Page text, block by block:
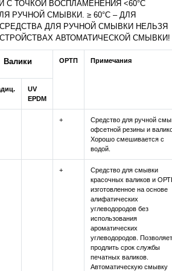
С ТОЧКОЙ ВОСПЛАМЕНЕНИЯ <60°С
РУЧНОЙ СМЫВКИ. ≥ 60°С – ДЛЯ
ДЛЯ РУЧНОЙ СМЫВКИ НЕЛЬЗЯ
АВТОМАТИЧЕСКОЙ СМЫВКИ!
Валики ОРТП Примечания
UV
EPDM
+
Средство для ручной
офсетной резины и
Хорошо смешивается с
водой.
+
Средство для смывки
красочных валиков и
изготовленное на основе
алифатических
углеводородов без
использования
ароматических
углеводородов. Позволяет
продлить срок службы
печатных валиков.
Автоматическую смывку